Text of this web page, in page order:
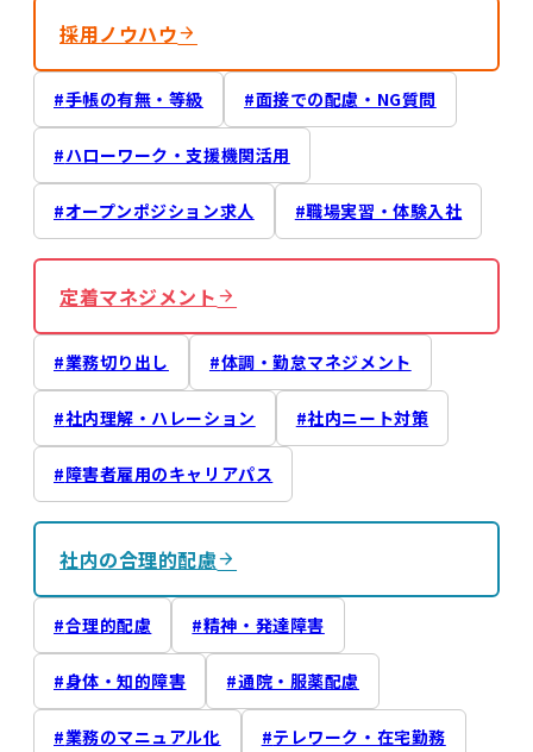
採用ノウハウ
手帳の有無・等級 面接での配慮・NG質問
ハローワーク・支援機関活用
オープンポジション求人 職場実習・体験入社
定着マネジメント
業務切り出し 体調・勤怠マネジメント
社内理解・ハレーション 社内ニート対策
障害者雇用のキャリアパス
社内の合理的配慮
合理的配慮 精神・発達障害
身体・知的障害 通院・服薬配慮
業務のマニュアル化 テレワーク・在宅勤務